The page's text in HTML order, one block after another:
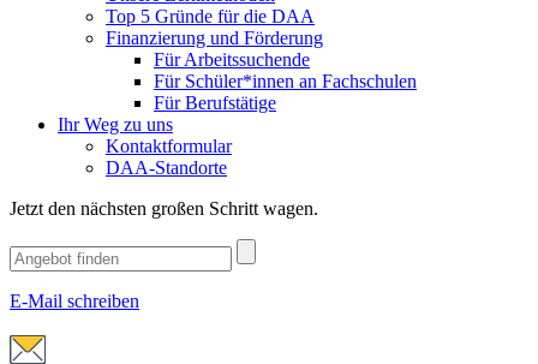
Top 5 Gründe für die DAA
Finanzierung und Förderung
Für Arbeitssuchende
Für Schüler*innen an Fachschulen
Für Berufstätige
Ihr Weg zu uns
Kontaktformular
DAA-Standorte
Jetzt den nächsten großen Schritt wagen.
E-Mail schreiben